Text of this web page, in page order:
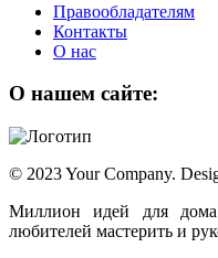
Правообладателям
Контакты
О нас
О нашем сайте:
© 2023 Your Company.
Миллион идей для
любителей мастерить и